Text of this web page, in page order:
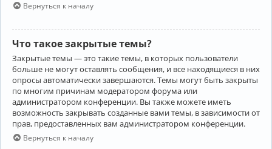
Вернуться к началу
Что такое закрытые темы?
Закрытые темы — это такие темы, в которых пользователи
больше не могут оставлять сообщения, и все находящиеся в них
опросы автоматически завершаются. Темы могут быть закрыты
по многим причинам модератором форума или
администратором конференции. Вы также можете иметь
возможность закрывать созданные вами темы, в зависимости от
прав, предоставленных вам администратором конференции.
Вернуться к началу